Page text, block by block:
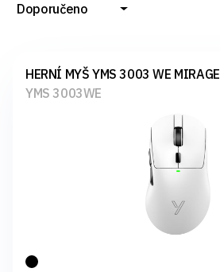
Doporučeno
HERNÍ MYŠ YMS 3003 WE MIRAGE
YMS 3003WE